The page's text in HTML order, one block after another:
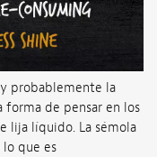
probablemente la
forma de pensar en los
lija líquido. La sémola
que es